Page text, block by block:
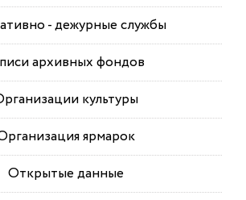
- дежурные службы
архивных фондов
культуры
ярмарок
Открытые данные